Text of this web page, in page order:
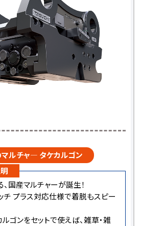
ルチャ― タケカルゴン
国産マルチャーが誕生！
チ プラス対応仕様で着脱もスピー
ゴンをセットで使えば、雑草・雑